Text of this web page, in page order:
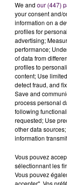
Après cette
était prévu en
direction
We and our (447)
your consent and/
information on a
profiles for
advertising;
performance;
of data from
profiles to
content; Use
detect fraud, and
Save and
process personal
following
requested; Use
other data
information
Vous pouvez
sélectionnant les
Vous pouvez
accepter". Vos